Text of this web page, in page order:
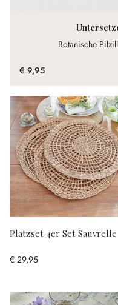
Botanische
€ 9,95
Platzset 4er Set Sauvrelle
€ 29,95